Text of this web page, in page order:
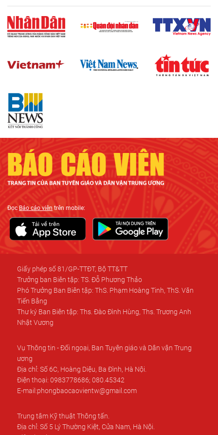
ĐọcBáo cáo viên trên mobile:
Giấy phép số 81/GP-TTĐT, Bộ TT&TT
Trưởng ban Biên tập: TS. Đỗ Phương Thảo
Phó Trưởng Ban Biên tập: ThS. Phạm Hoàng Tinh, ThS. Văn
Tiến Bằng
Thư ký Ban Biên tập: Ths. Đào Đình Hùng, Ths. Trương Anh
Nhật Vương
Vụ Thông tin - Đối ngoại, Ban Tuyên giáo và Dân vận Trung
ương
Địa chỉ: Số 6C, Hoàng Diệu, Ba Đình, Hà Nội.
Điện thoại: 0983778686; 080.45342
E-mail:phongbaocaovientw@gmail.com
Trung tâm Kỹ thuật Thông tấn.
Địa chỉ: Số 5 Lý Thường Kiệt, Cửa Nam, Hà Nội.